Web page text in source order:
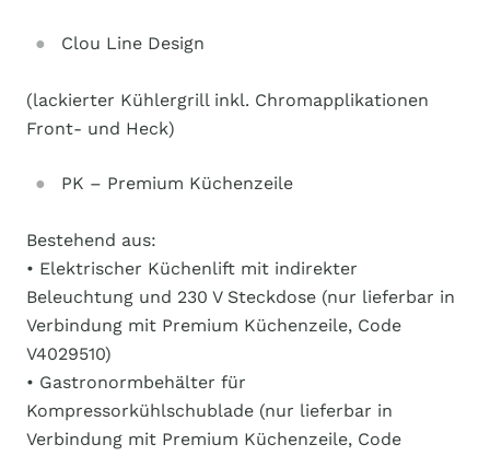
Clou Line Design
(lackierter Kühlergrill inkl. Chromapplikationen
Front- und Heck)
PK – Premium Küchenzeile
Bestehend aus:
• Elektrischer Küchenlift mit indirekter
Beleuchtung und 230 V Steckdose (nur lieferbar in
Verbindung mit Premium Küchenzeile, Code
V4029510)
• Gastronormbehälter für
Kompressorkühlschublade (nur lieferbar in
Verbindung mit Premium Küchenzeile, Code